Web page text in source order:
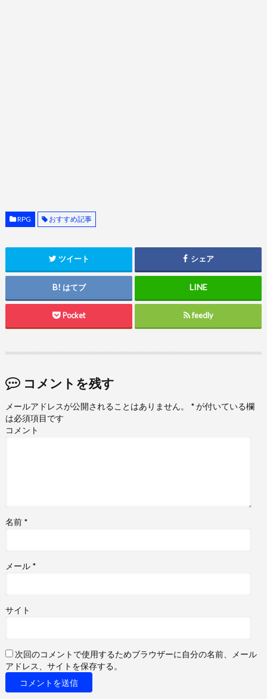
RPG おすすめ記事
ツイート シェア
はてブ
Pocket feedly
コメントを残す
メールアドレスが公開されることはありません。 *が付いている欄
は必須項目です
コメント
名前 *
メール *
サイト
次回のコメントで使用するためブラウザーに自分の名前、メール
アドレス、サイトを保存する。